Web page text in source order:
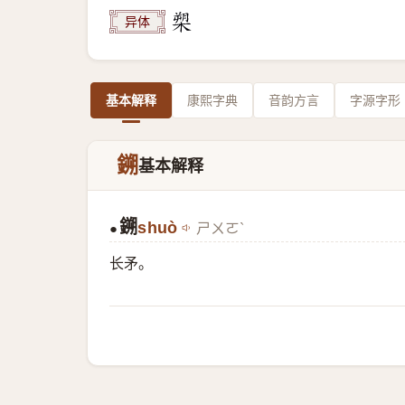
异体
基本解释 康熙字典 音韵方言 字源字形
鎙基本解释
● 鎙shuò ㄕㄨㄛˋ
长矛。